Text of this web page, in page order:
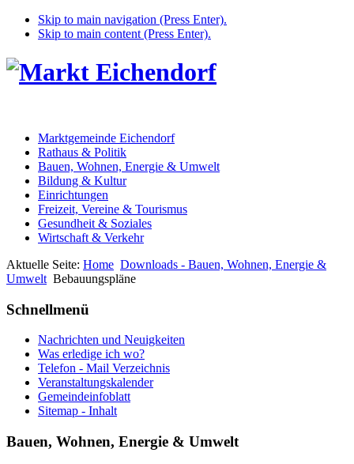
Skip to main navigation (Press Enter).
Skip to main content (Press Enter).
Marktgemeinde Eichendorf
Rathaus & Politik
Bauen, Wohnen, Energie & Umwelt
Bildung & Kultur
Einrichtungen
Freizeit, Vereine & Tourismus
Gesundheit & Soziales
Wirtschaft & Verkehr
Aktuelle Seite: Home Downloads - Bauen, Wohnen, Energie &
Umwelt Bebauungspläne
Schnellmenü
Nachrichten und Neuigkeiten
Was erledige ich wo?
Telefon - Mail Verzeichnis
Veranstaltungskalender
Gemeindeinfoblatt
Sitemap - Inhalt
Bauen, Wohnen, Energie & Umwelt